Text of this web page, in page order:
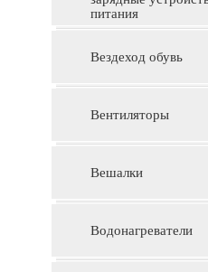
питания
Вездеход обувь
Вентиляторы
Вешалки
Водонагреватели